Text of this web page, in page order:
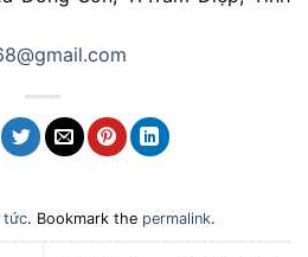
tức. Bookmark the permalink.